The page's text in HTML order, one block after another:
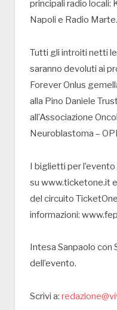
principali radio locali:
Napoli e Radio Marte.
Tutti gli introiti netti
saranno devoluti ai
Forever Onlus
alla Pino Daniele
all’Associazione
Neuroblastoma –
I biglietti per
su www.ticketone.it
del circuito
informazioni:
Intesa Sanpaolo con
dell’evento.
Scrivi a: